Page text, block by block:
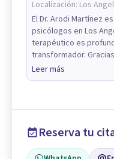
Localización: Los
El Dr. Arodi Martínez
psicólogos en Los
terapéutico es
transformador.
Leer más
Reserva tu